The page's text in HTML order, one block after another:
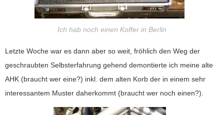
Ich hab noch einen Koffer in Berlin
Letzte Woche war es dann aber so weit, fröhlich den Weg der
geschraubten Selbsterfahrung gehend demontierte ich meine alte
AHK (braucht wer eine?) inkl. dem alten Korb der in einem sehr
interessantem Muster daherkommt (braucht wer noch einen?).